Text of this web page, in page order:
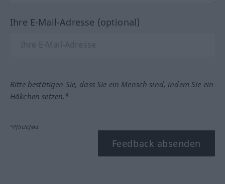
Ihre E-Mail-Adresse (optional)
Bitte bestätigen Sie, dass Sie ein Mensch sind, indem Sie ein
Häkchen setzen.*
*Pflichtfeld
Feedback absenden